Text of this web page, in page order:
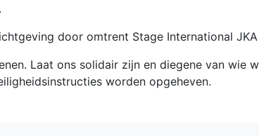
door omtrent Stage International
Laat ons solidair zijn en diegene van wie
worden opgeheven.